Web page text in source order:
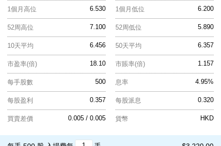
6.530
1個月高位 6.200
1個月低位
7.100
52周高位 5.890
52周低位
6.456
10天平均 6.357
50天平均
18.10
市盈率(倍) 1.157
市賬率(倍)
500
每手股數 4.95%
息率
0.357
每股盈利 0.320
每股派息
0.005 / 0.005
買賣差價 HKD
貨幣